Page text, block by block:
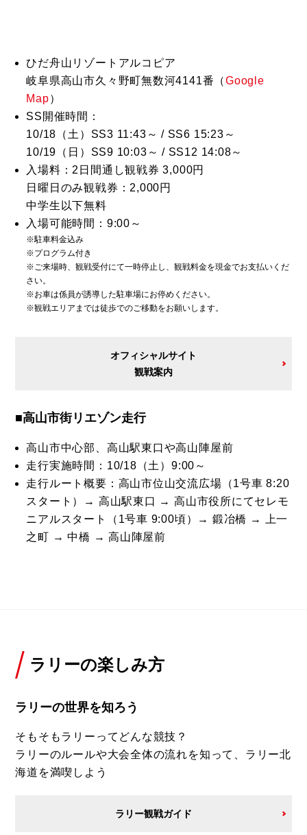
ひだ舟山リゾートアルコピア
岐阜県高山市久々野町無数河4141番（Google
Map）
SS開催時間：
10/18（土）SS3 11:43～ / SS6 15:23～
10/19（日）SS9 10:03～ / SS12 14:08～
入場料：2日間通し観戦券 3,000円
日曜日のみ観戦券：2,000円
中学生以下無料
入場可能時間：9:00～
※駐車料金込み
※プログラム付き
※ご来場時、観戦受付にて一時停止し、観戦料金を現金でお支払いくだ
さい。
※お車は係員が誘導した駐車場にお停めください。
※観戦エリアまでは徒歩でのご移動をお願いします。
オフィシャルサイト
観戦案内
■高山市街リエゾン走行
高山市中心部、高山駅東口や高山陣屋前
走行実施時間：10/18（土）9:00～
走行ルート概要：高山市位山交流広場（1号車 8:20
スタート）→ 高山駅東口 → 高山市役所にてセレモ
ニアルスタート（1号車 9:00頃）→ 鍛冶橋 → 上一
之町 → 中橋 → 高山陣屋前
ラリーの楽しみ方
ラリーの世界を知ろう
そもそもラリーってどんな競技？
ラリーのルールや大会全体の流れを知って、ラリー北
海道を満喫しよう
ラリー観戦ガイド